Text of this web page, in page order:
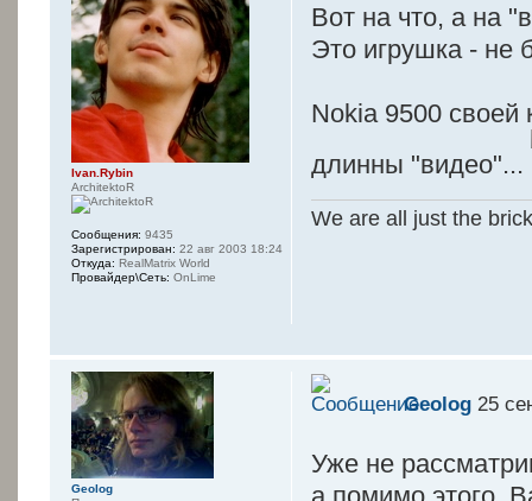
Вот на что, а на
Это игрушка - не
Nokia 9500 своей
длинны "видео"...
We are all just the
Ivan.Rybin
ArchitektoR
Сообщения: 9435
Зарегистрирован: 22 авг 2003 18:24
Откуда: RealMatrix World
Провайдер\Сеть: OnLime
Geolog 25
Уже не
Geolog